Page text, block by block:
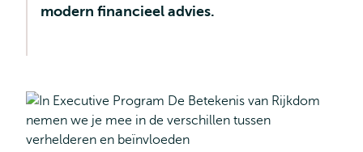
modern financieel advies.